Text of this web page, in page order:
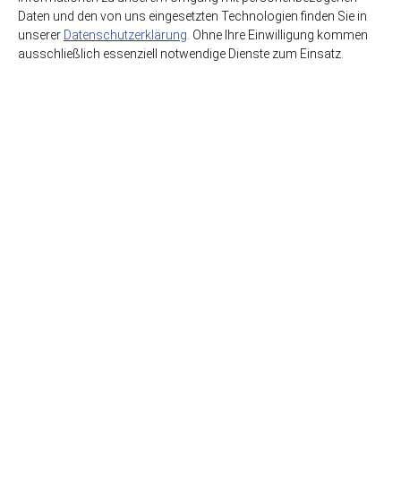
Daten und den von uns eingesetzten Technologien finden Sie in
unserer Datenschutzerklärung . Ohne Ihre Einwilligung kommen
ausschließlich essenziell notwendige Dienste zum Einsatz.